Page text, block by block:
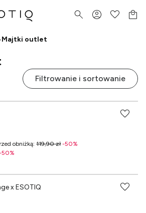
Majtki outlet
Filtrowanie i sortowanie
obniżką: 119,90 zł -50%
50%
349 zł
x ESOTIQ